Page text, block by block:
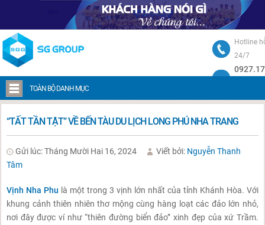
Hotline
24/7
TOÀN BỘ DANH MỤC
Trang chủ
“TẤT TẦN TẬT” VỀ BẾN TÀU DU LỊCH LONG PHÚ NHA TRANG
Gửi lúc: Tháng Mười Hai 16, 2024 Viết bởi: Nguyễn Thanh
Tâm
Vịnh Nha Phu là một trong 3 vịnh lớn nhất của tỉnh Khánh Hòa. Với
khung cảnh thiên nhiên thơ mộng cùng hàng loạt các đảo lớn nhỏ,
nơi đây được ví như “thiên đường biển đảo” xinh đẹp của xứ Trầm.